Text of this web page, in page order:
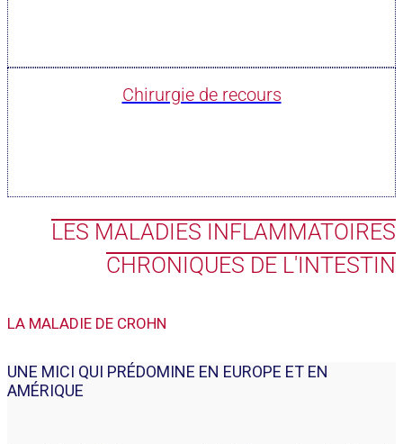
Chirurgie de recours
LES MALADIES INFLAMMATOIRES
CHRONIQUES DE L'INTESTIN
LA MALADIE DE CROHN
UNE MICI QUI PRÉDOMINE EN EUROPE ET EN
AMÉRIQUE